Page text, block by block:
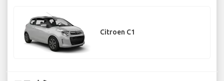
Citroen C1